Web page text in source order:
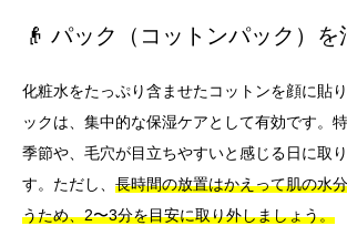
👴 パック（コットンパック）を
化粧水をたっぷり含ませたコットンを顔に貼
ックは、集中的な保湿ケアとして有効です。
季節や、毛穴が目立ちやすいと感じる日に取
す。ただし、 長時間の放置はかえって肌の水
うため、2〜3分を目安に取り外しましょう。